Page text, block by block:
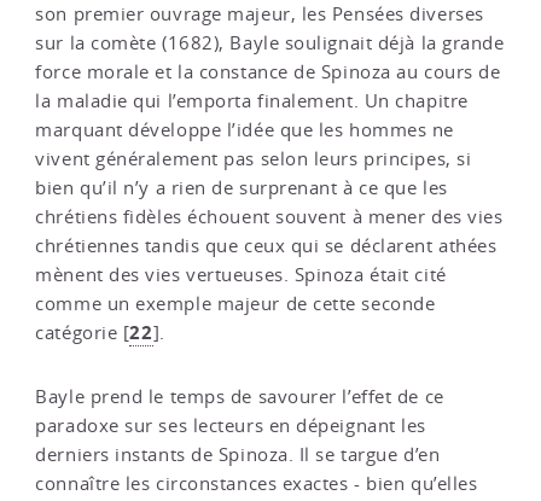
son premier ouvrage majeur, les Pensées diverses
sur la comète (1682), Bayle soulignait déjà la grande
force morale et la constance de Spinoza au cours de
la maladie qui l’emporta finalement. Un chapitre
marquant développe l’idée que les hommes ne
vivent généralement pas selon leurs principes, si
bien qu’il n’y a rien de surprenant à ce que les
chrétiens fidèles échouent souvent à mener des vies
chrétiennes tandis que ceux qui se déclarent athées
mènent des vies vertueuses. Spinoza était cité
comme un exemple majeur de cette seconde
catégorie [22]
Bayle prend le temps de savourer l’effet de ce
paradoxe sur ses lecteurs en dépeignant les
derniers instants de Spinoza. Il se targue d’en
connaître les circonstances exactes - bien qu’elles